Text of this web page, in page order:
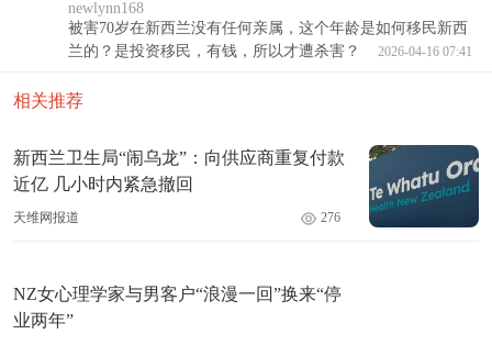
newlynn168
被害70岁在新西兰没有任何亲属，这个年龄是如何移民新西
兰的？是投资移民，有钱，所以才遭杀害？
2026-04-16 07:41
相关推荐
新西兰卫生局“闹乌龙”：向供应商重复付款
近亿 几小时内紧急撤回
天维网报道 276
NZ女心理学家与男客户“浪漫一回”换来“停
业两年”